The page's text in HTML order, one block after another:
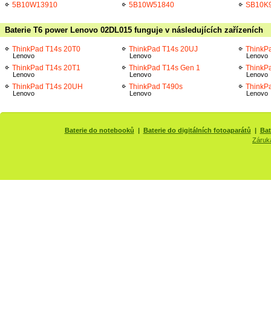
5B10W13910
5B10W51840
Baterie T6 power Lenovo 02DL015 funguje v následujících zařízeních
ThinkPad T14s 20T0
Lenovo
ThinkPad T14s 20T1
Lenovo
ThinkPad T14s 20UH
Lenovo
ThinkPad T14s 20UJ
Lenovo
ThinkPad T14s Gen 1
Lenovo
ThinkPad T490s
Lenovo
Lenovo
Lenovo
Lenovo
Baterie do notebooků | Baterie do digitálních fotoaparátů |